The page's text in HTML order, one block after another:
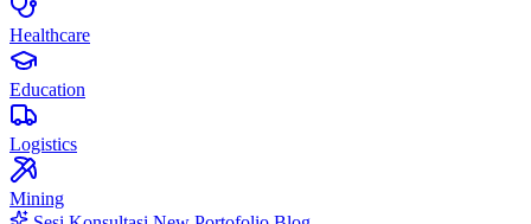
Healthcare
Education
Logistics
Mining